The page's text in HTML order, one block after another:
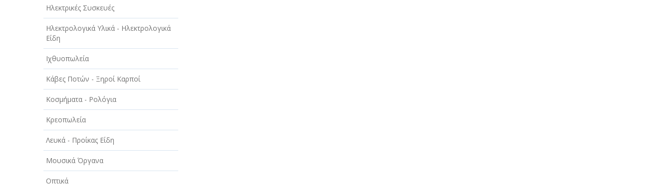
Ηλεκτρικές Συσκευές
Ηλεκτρολογικά Υλικά - Ηλεκτρολογικά
Είδη
Ιχθυοπωλεία
Κάβες Ποτών - Ξηροί Καρποί
Κοσμήματα - Ρολόγια
Κρεοπωλεία
Λευκά - Προίκας Είδη
Μουσικά Όργανα
Οπτικά